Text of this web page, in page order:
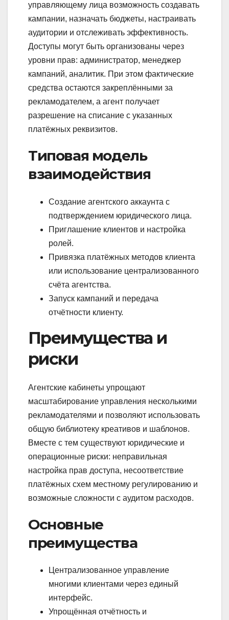
управляющему лица возможность создавать
кампании, назначать бюджеты, настраивать
аудитории и отслеживать эффективность.
Доступы могут быть организованы через
уровни прав: администратор, менеджер
кампаний, аналитик. При этом фактические
средства остаются закреплёнными за
рекламодателем, а агент получает
разрешение на списание с указанных
платёжных реквизитов.
Типовая модель
взаимодействия
Создание агентского аккаунта с
подтверждением юридического лица.
Приглашение клиентов и настройка
ролей.
Привязка платёжных методов клиента
или использование централизованного
счёта агентства.
Запуск кампаний и передача
отчётности клиенту.
Преимущества и
риски
Агентские кабинеты упрощают
масштабирование управления несколькими
рекламодателями и позволяют использовать
общую библиотеку креативов и шаблонов.
Вместе с тем существуют юридические и
операционные риски: неправильная
настройка прав доступа, несоответствие
платёжных схем местному регулированию и
возможные сложности с аудитом расходов.
Основные
преимущества
Централизованное управление
многими клиентами через единый
интерфейс.
Упрощённая отчётность и